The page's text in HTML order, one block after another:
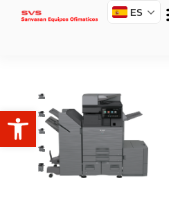
Abrir barra de herramientas
ES